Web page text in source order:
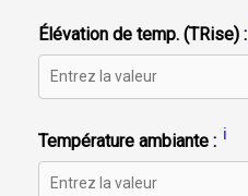
Élévation de temp. (TRise) :
Température ambiante : ℹ️